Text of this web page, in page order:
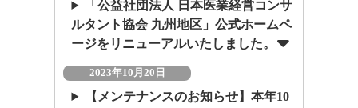
「公益社団法人 日本医業経営コンサ
ルタント協会 九州地区」公式ホームペ
ージをリニューアルいたしました。
2023年10月20日
【メンテナンスのお知らせ】本年10